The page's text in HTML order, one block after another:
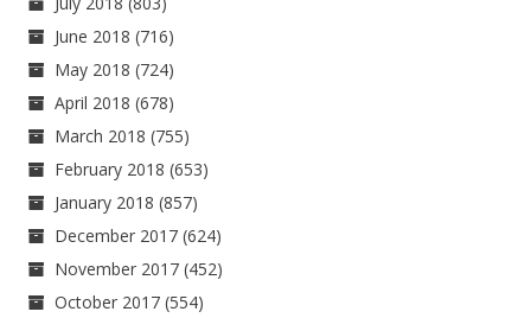
June 2018 (716)
May 2018 (724)
April 2018 (678)
March 2018 (755)
February 2018 (653)
January 2018 (857)
December 2017 (624)
November 2017 (452)
October 2017 (554)